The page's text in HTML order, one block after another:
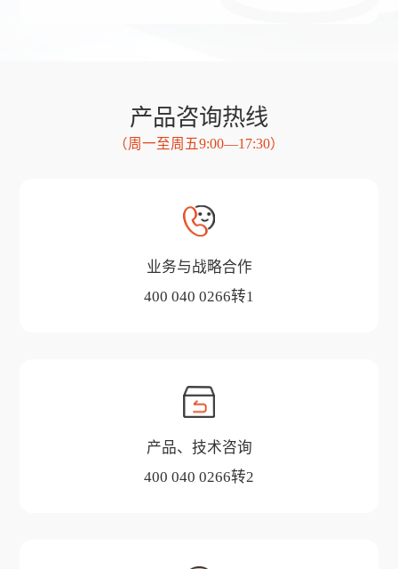
产品咨询热线
（周一至周五9:00—17:30）
业务与战略合作
400 040 0266转1
产品、技术咨询
400 040 0266转2